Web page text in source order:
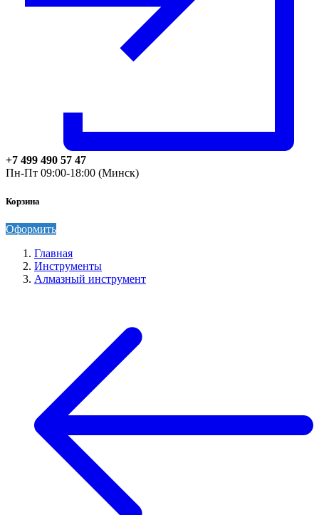
+7 499 490 57 47
Пн-Пт 09:00-18:00 (Минск)
Корзина
Оформить
Главная
Инструменты
Алмазный инструмент